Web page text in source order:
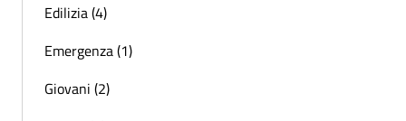
Edilizia (4)
Emergenza (1)
Giovani (2)